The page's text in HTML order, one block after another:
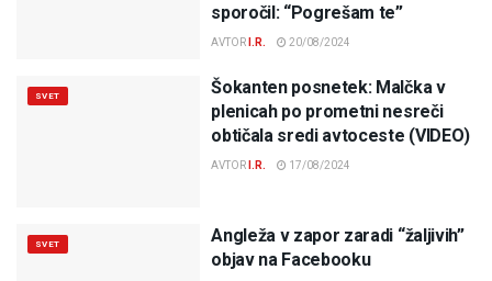
sporočil: “Pogrešam te”
AVTOR I.R. 20/08/2024
SVET
Šokanten posnetek: Malčka v
plenicah po prometni nesreči
obtičala sredi avtoceste (VIDEO)
AVTOR I.R. 17/08/2024
SVET
Angleža v zapor zaradi “žaljivih”
objav na Facebooku